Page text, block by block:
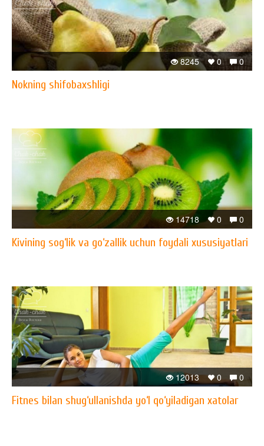
0
0
8245
Nokning shifobaxshligi
0
0
14718
Kivining sog‘lik va go‘zallik uchun foydali xususiyatlari
0
0
12013
Fitnes bilan shug‘ullanishda yo‘l qo‘yiladigan xatolar